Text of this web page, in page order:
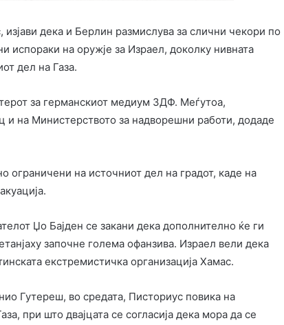
дека и Берлин размислува за слични чекори по
испораки на оружје за Израел, доколку нивната
дел на Газа.
за германскиот медиум ЗДФ. Меѓутоа,
и на Министерството за надворешни работи, додаде
ограничени на источниот дел на градот, каде на
Џо Бајден се закани дека дополнително ќе ги
започне голема офанзива. Израел вели дека
екстремистичка организација Хамас.
Гутереш, во средата, Писториус повика на
при што двајцата се согласија дека мора да се